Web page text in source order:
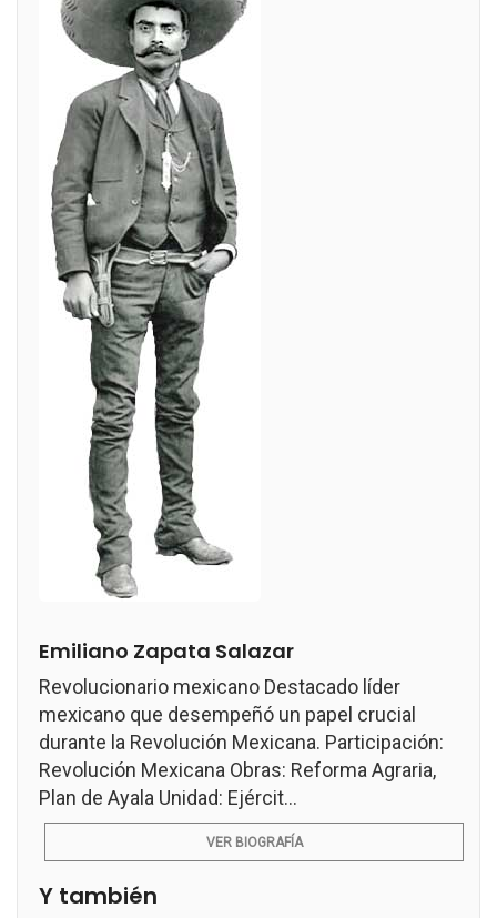
Emiliano Zapata Salazar
Revolucionario mexicano Destacado líder
mexicano que desempeñó un papel crucial
durante la Revolución Mexicana. Participación:
Revolución Mexicana Obras: Reforma Agraria,
Plan de Ayala Unidad: Ejércit...
VER BIOGRAFÍA
Y también